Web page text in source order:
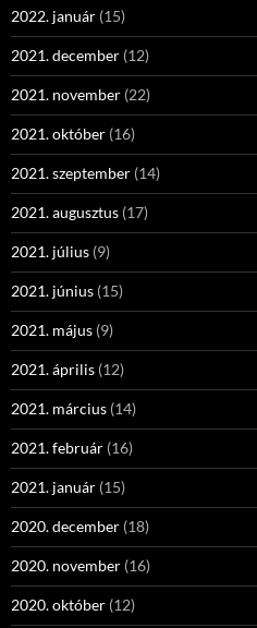
2022. január (15)
2021. december (12)
2021. november (22)
2021. október (16)
2021. szeptember (14)
2021. augusztus (17)
2021. július (9)
2021. június (15)
2021. május (9)
2021. április (12)
2021. március (14)
2021. február (16)
2021. január (15)
2020. december (18)
2020. november (16)
2020. október (12)